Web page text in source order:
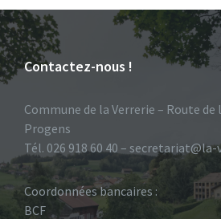
Contactez-nous !
Commune de la Verrerie – Route de
Progens
Tél. 026 918 60 40 –
Coordonnées bancaires :
BCF